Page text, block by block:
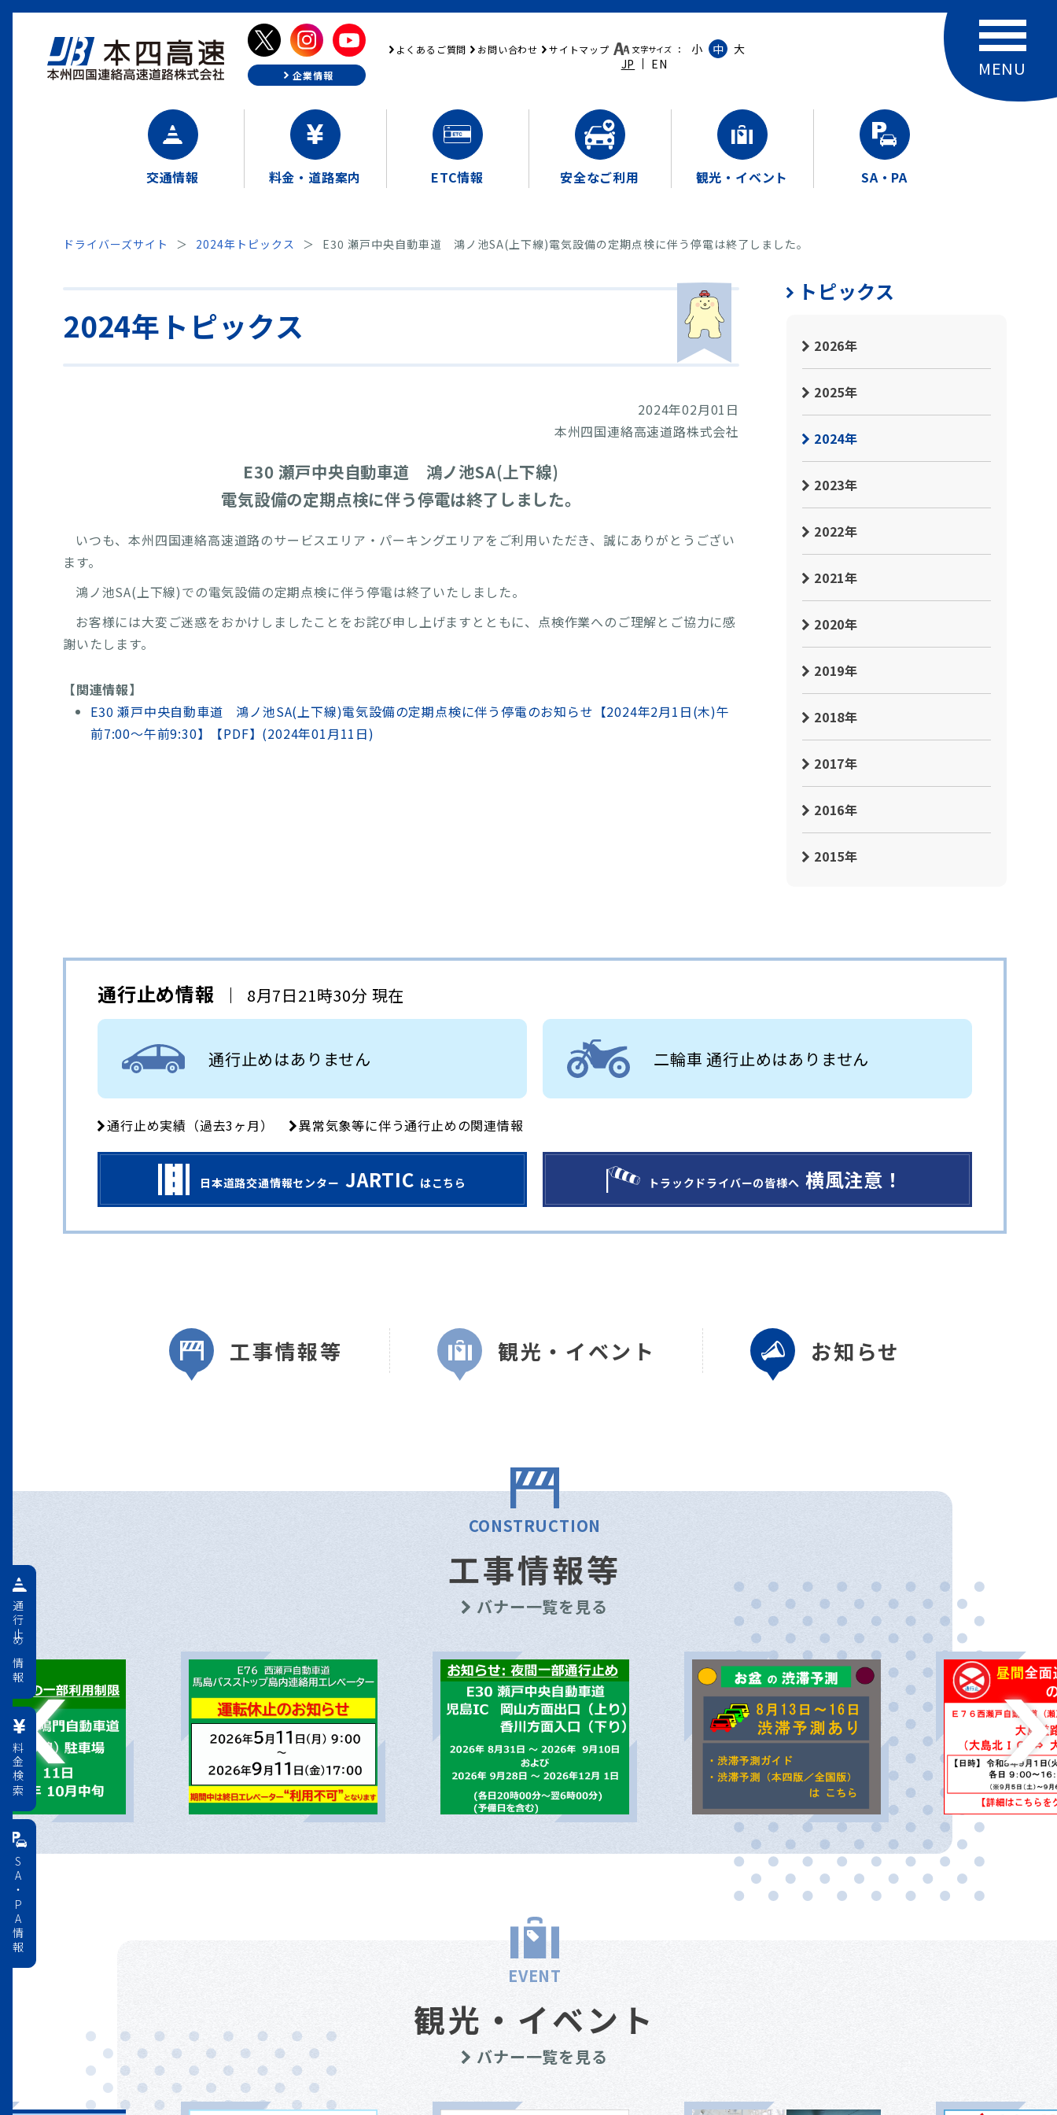
企業情報
よくあるご質問 お問い合わせ サイトマップ 文字サイズ ： 小 中
大
JP
EN
交通情報 料金・道路案内 ETC情報 安全なご利用 観光・イベント SA・PA
ドライバーズサイト 2024年トピックス E30 瀬戸中央自動車道 鴻ノ池SA(上下線)電気設備の定期点検に伴う停電は終了しました。
2024年トピックス
2024年02月01日
本州四国連絡高速道路株式会社
E30 瀬戸中央自動車道 鴻ノ池SA(上下線)
電気設備の定期点検に伴う停電は終了しました。
いつも、本州四国連絡高速道路のサービスエリア・パーキングエリアをご利用いただき、誠にありがとうござい
ます。
鴻ノ池SA(上下線)での電気設備の定期点検に伴う停電は終了いたしました。
お客様には大変ご迷惑をおかけしましたことをお詫び申し上げますとともに、点検作業へのご理解とご協力に感
謝いたします。
【関連情報】
E30 瀬戸中央自動車道 鴻ノ池SA(上下線)電気設備の定期点検に伴う停電のお知らせ【2024年2月1日(木)午
前7:00～午前9:30】【PDF】(2024年01月11日)
トピックス
2026年
2025年
2024年
2023年
2022年
2021年
2020年
2019年
2018年
2017年
2016年
2015年
通行止め情報 8月7日21時30分 現在
通行止めはありません 二輪車 通行止めはありません
通行止め実績（過去3ヶ月） 異常気象等に伴う通行止めの関連情報
日本道路交通情報センター JARTIC はこちら トラックドライバーの皆様へ 横風注意！
工事情報等 観光・イベント お知らせ
CONSTRUCTION
工事情報等
バナー一覧を見る
EVENT
観光・イベント
バナー一覧を見る
通行止め情報
料金検索
SA・PA情報